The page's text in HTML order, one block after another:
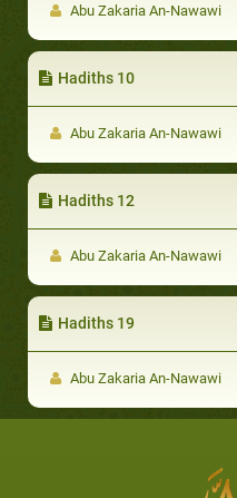
Abu Zakaria An-Nawawi
Hadiths 10
Abu Zakaria An-Nawawi
Hadiths 12
Abu Zakaria An-Nawawi
Hadiths 19
Abu Zakaria An-Nawawi